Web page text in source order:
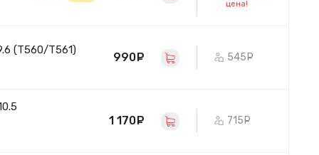
цена!
(T560/T561)
990 руб. 545
1 170 руб. 715